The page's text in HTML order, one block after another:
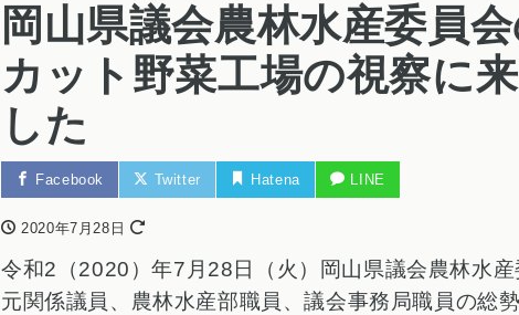
岡山県議会農林水産委員
カット野菜工場の視察に
した
Facebook Twitter Hatena LINE
2020年7月28日
令和2（2020）年7月28日（火）岡山県議会農林水
元関係議員、農林水産部職員、議会事務局職員の総